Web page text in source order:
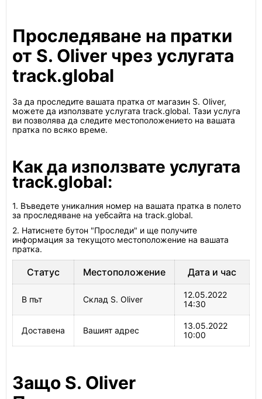
Проследяване на пратки
от S. Oliver чрез услугата
track.global
За да проследите вашата пратка от магазин S. Oliver,
можете да използвате услугата track.global. Тази услуга
ви позволява да следите местоположението на вашата
пратка по всяко време.
Как да използвате услугата
track.global:
1. Въведете уникалния номер на вашата пратка в полето
за проследяване на уебсайта на track.global.
2. Натиснете бутон "Проследи" и ще получите
информация за текущото местоположение на вашата
пратка.
Статус Местоположение Дата и час
В път Склад S. Oliver
12.05.2022
14:30
Доставена Вашият адрес
13.05.2022
10:00
Защо S. Oliver